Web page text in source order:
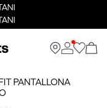
PANTALLONA